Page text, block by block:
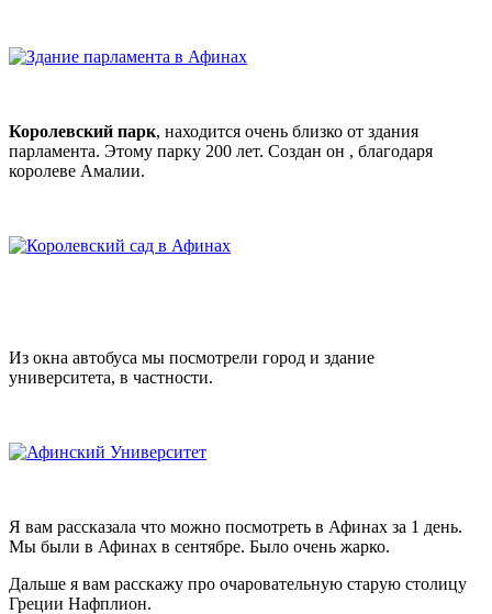
Королевский парк, находится очень близко от здания
парламента. Этому парку 200 лет. Создан он , благодаря
королеве Амалии.
Из окна автобуса мы посмотрели город и здание
университета, в частности.
Я вам рассказала что можно посмотреть в Афинах за 1 день.
Мы были в Афинах в сентябре. Было очень жарко.
Дальше я вам расскажу про очаровательную старую столицу
Греции Нафплион.